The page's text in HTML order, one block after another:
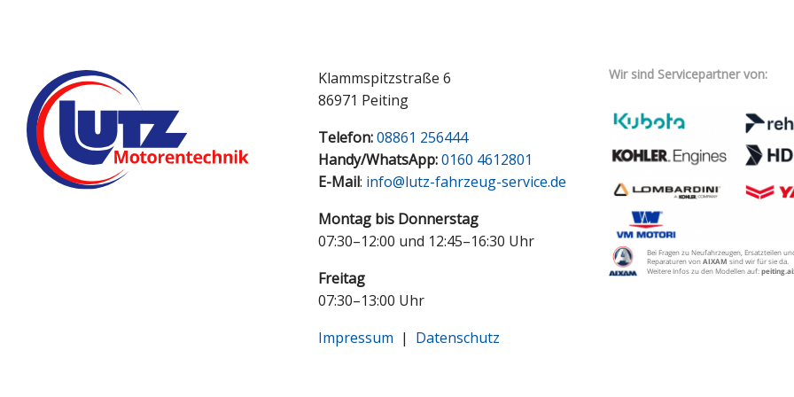
Klammspitzstraße 6
86971 Peiting
Telefon: 08861 256444
Handy/WhatsApp:0160 4612801
E-Mail: info@lutz-fahrzeug-service.de
Montag bis Donnerstag
07:30–12:00 und 12:45–16:30 Uhr
Freitag
07:30–13:00 Uhr
Impressum | Datenschutz
Wir sind Servicepartner von: